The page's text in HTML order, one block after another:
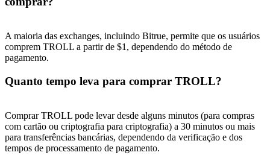
A maioria das exchanges, incluindo Bitrue, permite que os usuários
comprem TROLL a partir de $1, dependendo do método de
pagamento.
Quanto tempo leva para comprar TROLL?
Comprar TROLL pode levar desde alguns minutos (para compras
com cartão ou criptografia para criptografia) a 30 minutos ou mais
para transferências bancárias, dependendo da verificação e dos
tempos de processamento de pagamento.